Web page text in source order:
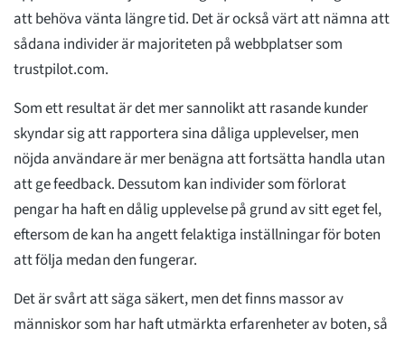
att behöva vänta längre tid. Det är också värt att nämna att
sådana individer är majoriteten på webbplatser som
trustpilot.com.
Som ett resultat är det mer sannolikt att rasande kunder
skyndar sig att rapportera sina dåliga upplevelser, men
nöjda användare är mer benägna att fortsätta handla utan
att ge feedback. Dessutom kan individer som förlorat
pengar ha haft en dålig upplevelse på grund av sitt eget fel,
eftersom de kan ha angett felaktiga inställningar för boten
att följa medan den fungerar.
Det är svårt att säga säkert, men det finns massor av
människor som har haft utmärkta erfarenheter av boten, så